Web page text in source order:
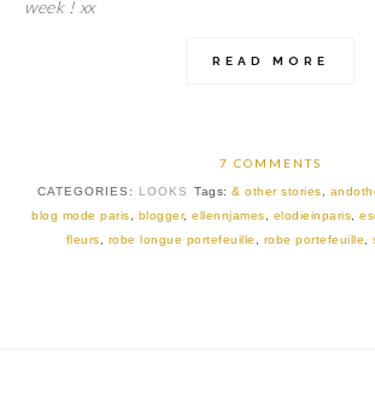
week ! xx
READ MORE
7 COMMENTS
CATEGORIES: LOOKS Tags: & other stories,
blog mode paris, blogger, ellennjames, elodieinparis,
fleurs, robe longue portefeuille , robe portefeuille,